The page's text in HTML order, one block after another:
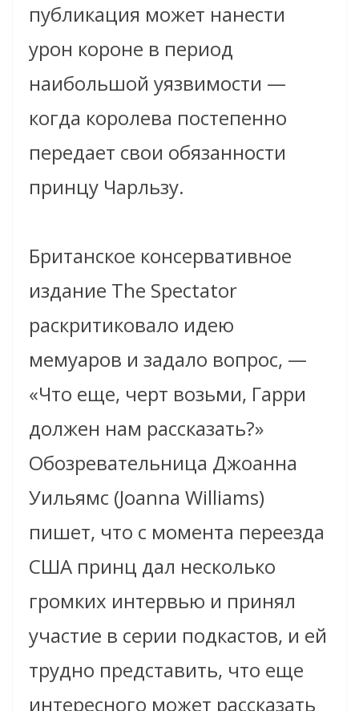
публикация может нанести
урон короне в период
наибольшой уязвимости —
когда королева постепенно
передает свои обязанности
принцу Чарльзу.
Британское консервативное
издание The Spectator
раскритиковало идею
мемуаров и задало вопрос, —
«Что еще, черт возьми, Гарри
должен нам рассказать?»
Обозревательница Джоанна
Уильямс (Joanna Williams)
пишет, что с момента переезда
США принц дал несколько
громких интервью и принял
участие в серии подкастов, и ей
трудно представить, что еще
интересного может рассказать